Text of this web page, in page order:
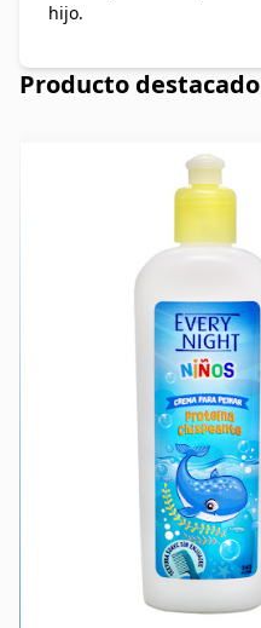
hijo.
Producto destacado